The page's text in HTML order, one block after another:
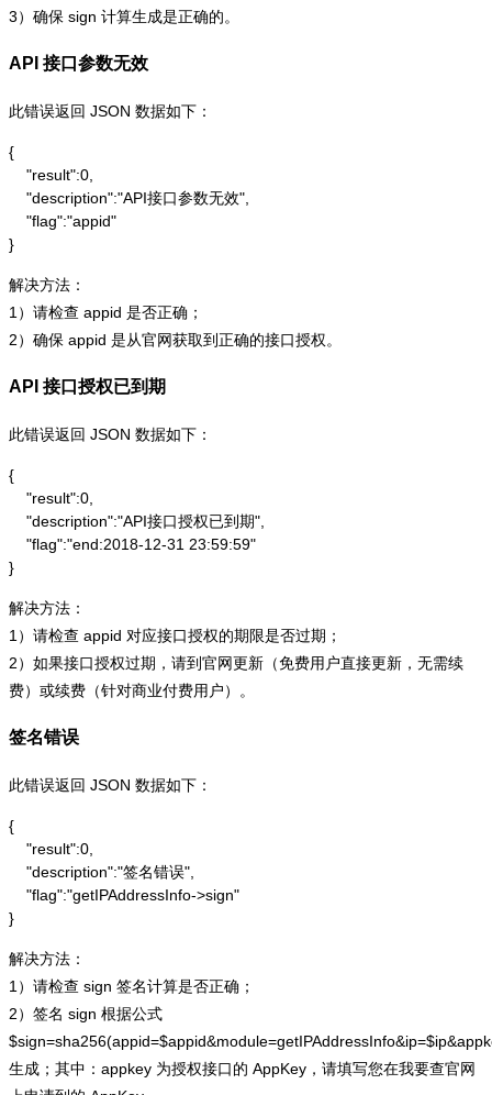
3）确保 sign 计算生成是正确的。
API 接口参数无效
此错误返回 JSON 数据如下：
{
    "result":0,
    "description":"API接口参数无效",
    "flag":"appid"
}
解决方法：
1）请检查 appid 是否正确；
2）确保 appid 是从官网获取到正确的接口授权。
API 接口授权已到期
此错误返回 JSON 数据如下：
{
    "result":0,
    "description":"API接口授权已到期",
    "flag":"end:2018-12-31 23:59:59"
}
解决方法：
1）请检查 appid 对应接口授权的期限是否过期；
2）如果接口授权过期，请到官网更新（免费用户直接更新，无需续
费）或续费（针对商业付费用户）。
签名错误
此错误返回 JSON 数据如下：
{
    "result":0,
    "description":"签名错误",
    "flag":"getIPAddressInfo->sign"
}
解决方法：
1）请检查 sign 签名计算是否正确；
2）签名 sign 根据公式
生成；其中：appkey 为授权接口的 AppKey，请填写您在我要查官网